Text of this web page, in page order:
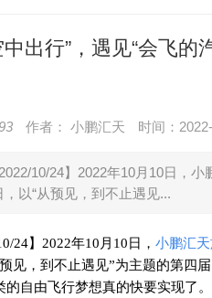
中出行”，遇见“会飞
作者： 小鹏汇天 时间：
2022/10/24】2022年10月10日，
，以“从预见，到不止遇见...
24】2022年10月10日， 小鹏汇天
见，到不止遇见”为主题的第四
的自由飞行梦想真的快要实现了